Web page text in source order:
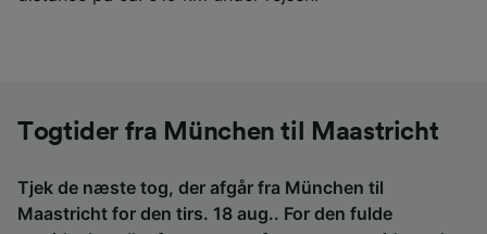
Togtider fra München til Maastricht
Tjek de næste tog, der afgår fra München til
Maastricht for den tirs. 18 aug.. For den fulde